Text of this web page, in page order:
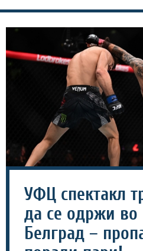
УФЦ спектакл
да се одржи во
Белград –